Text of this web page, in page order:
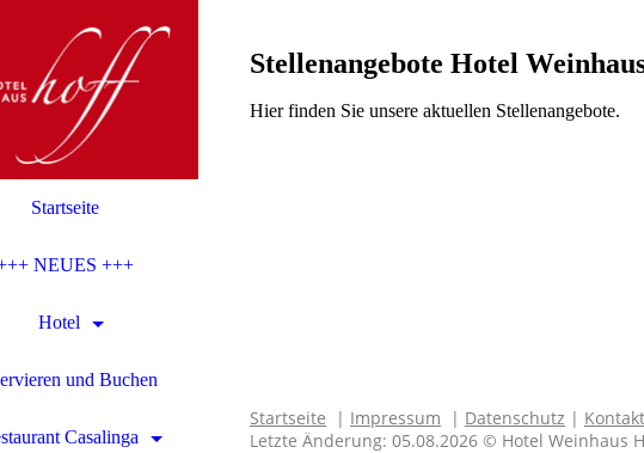
Startseite
NEUES +++
Hotel
und Buchen
Casalinga
Stellenangebote Hotel
Hier finden Sie unsere aktuellen Stellenangebote.
Startseite | Impressum | Datenschutz | Kontakt
Letzte Änderung: 05.08.2026 © Hotel Weinhaus